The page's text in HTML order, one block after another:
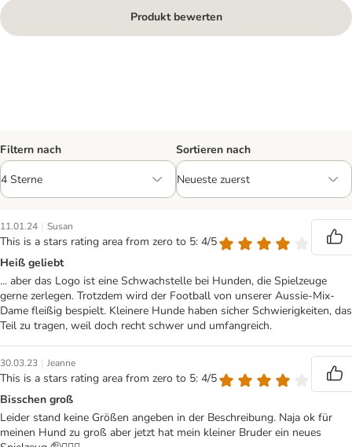
Produkt bewerten
Filtern nach Sortieren nach
11.01.24 | Susan
This is a stars rating area from zero to 5: 4/5
Heiß geliebt
... aber das Logo ist eine Schwachstelle bei Hunden, die Spielzeuge
gerne zerlegen. Trotzdem wird der Football von unserer Aussie-Mix-
Dame fleißig bespielt. Kleinere Hunde haben sicher Schwierigkeiten, das
Teil zu tragen, weil doch recht schwer und umfangreich.
30.03.23 | Jeanne
This is a stars rating area from zero to 5: 4/5
Bisschen groß
Leider stand keine Größen angeben in der Beschreibung. Naja ok für
meinen Hund zu groß aber jetzt hat mein kleiner Bruder ein neues